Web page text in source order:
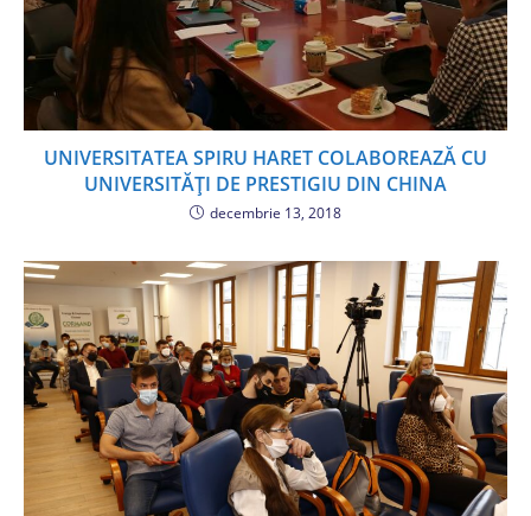
UNIVERSITATEA SPIRU HARET COLABOREAZĂ CU
UNIVERSITĂȚI DE PRESTIGIU DIN CHINA
decembrie 13, 2018